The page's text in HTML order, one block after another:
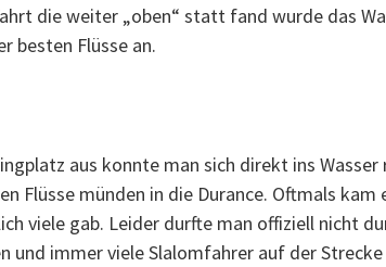
die weiter „oben“ statt fand wurde das
besten Flüsse an.
aus konnte man sich direkt ins
Flüsse münden in die Durance. Oftmals
viele gab. Leider durfte man offiziell nicht
und immer viele Slalomfahrer auf der